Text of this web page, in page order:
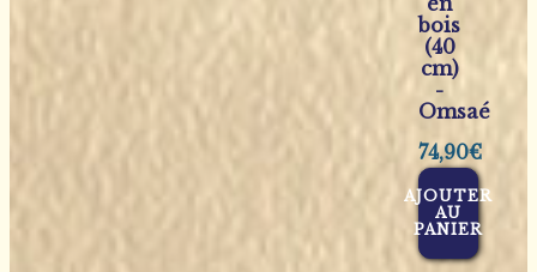
bois
(40
cm)
-
Omsaé
74,90€
AJOUTER
AU
PANIER